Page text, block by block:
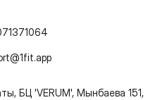
БЦ 'VERUM', Мынбаева 151,